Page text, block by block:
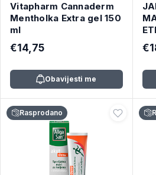
Vitapharm Cannaderm
Mentholka Extra gel 150
ml
€14,75
Obavijesti me
Rasprodano